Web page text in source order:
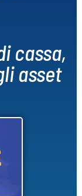
cassa,
asset